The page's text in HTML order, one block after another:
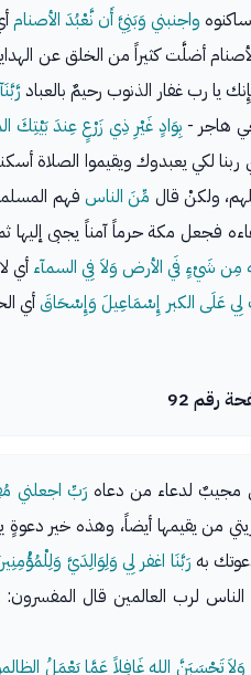
واجنبني وَبَنِيَّ أَن نَّعْبُدَ الأصنام
أضلَّت كثيراً من الخلق عن
يا رب غفار الذنوب رحيمٌ بالعباد
هاجر - بِوَادٍ غَيْرِ ذِي زَرْعٍ عِندَ بَيْتِكَ
ربنا لكي يعبدوك ويقيموا الصلاة
ولكنْ قال مِّنَ الناس فهم
فجعل مكة حرماً آمناً يجبى إليها
مِن شَيْءٍ فَي الأرض وَلاَ فِي السمآء أي
عَلَى الكبر إِسْمَاعِيلَ وَإِسْحَاقَأي
رقم 92
مجيبٌ لدعاء من دعاه رَبِّ اجعلني
من يقيمها أيضاً، وهذه خير دعوةٍ
به رَبَّنَا اغفر لِي وَلِوَالِدَيَّ
الناس لرب العالمين قال
وَلاَ تَحْسَبَنَّ الله غَافِلاً عَمَّا يَعْمَلُ